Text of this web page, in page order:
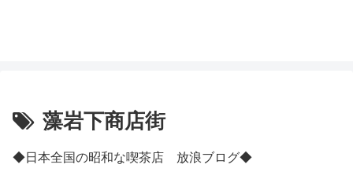
藻岩下商店街
◆日本全国の昭和な喫茶店 放浪ブログ◆